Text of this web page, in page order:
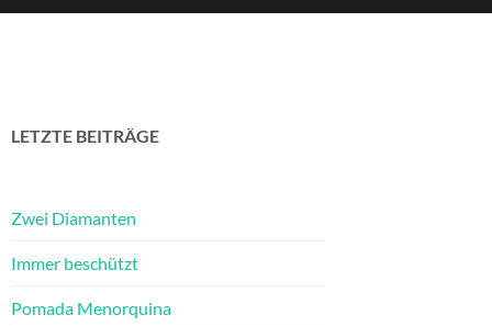
LETZTE BEITRÄGE
Zwei Diamanten
Immer beschützt
Pomada Menorquina